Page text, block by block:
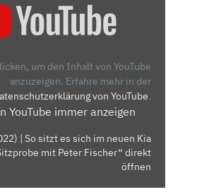
um den Inhalt von YouTube
anzuzeigen. Erfahre mehr in der
von YouTube.
YouTube immer anzeigen
| So sitzt es sich im neuen Kia
mit Peter Fischer“ direkt
öffnen